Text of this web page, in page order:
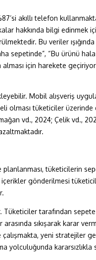
akıllı telefon
hakkında bilgi edinmek
Bu veriler
sepetinde”, “Bu ürünü
için harekete
Mobil alışveriş
olması tüketiciler
vd., 2024; Çelik vd.,
tüketicilerin
gönderilmesi
Tüketiciler tarafından
sıkışarak karar
yeni stratejiler
kararsızlıkla